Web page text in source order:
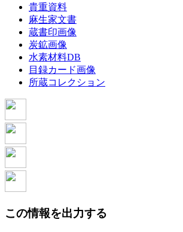
貴重資料
麻生家文書
蔵書印画像
炭鉱画像
水素材料DB
目録カード画像
所蔵コレクション
この情報を出力する